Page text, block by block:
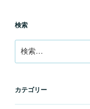
検索
索:
カテゴリー